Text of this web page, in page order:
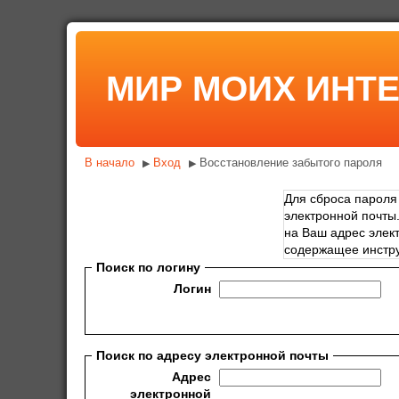
МИР МОИХ
В начало ▶ Вход ▶ Восстановление забытого пароля
Для сброса
электронной
на Ваш адрес
содержащее
Поиск по логину
Логин
Поиск по адресу электронной почты
Адрес
электронной